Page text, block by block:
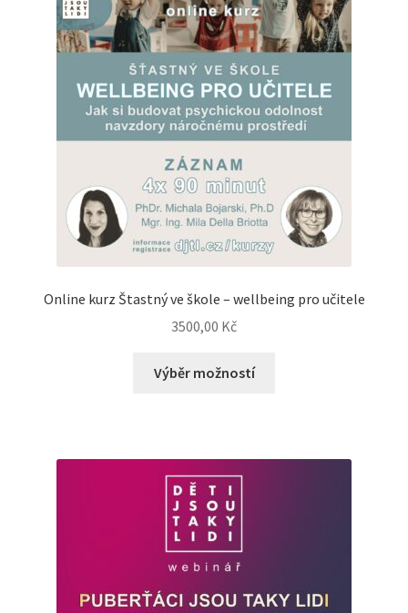
Online kurz Štastný ve škole – wellbeing pro učitele
3500,00 Kč
Výběr možností